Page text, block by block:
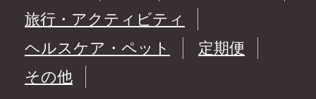
旅行・アクティビティ
ヘルスケア・ペット
定期便
その他